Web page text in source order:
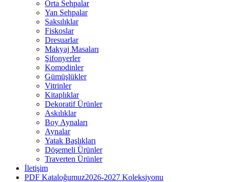
Orta Sehpalar
Yan Sehpalar
Saksılıklar
Fiskoslar
Dresuarlar
Makyaj Masaları
Şifonyerler
Komodinler
Gümüşlükler
Vitrinler
Kitaplıklar
Dekoratif Ürünler
Askılıklar
Boy Aynaları
Aynalar
Yatak Başlıkları
Döşemeli Ürünler
Traverten Ürünler
İletişim
PDF Kataloğumuz2026-2027 Koleksiyonu